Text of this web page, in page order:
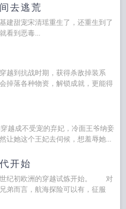
去逃荒
建甜宠宋清瑶重生了，还重生到了
看到恶毒...
越到抗战时期，获得杀敌掉装系
掉落各种物资，解锁成就，更能得
越成不受宠的弃妃，冷面王爷纳妾
让她这个王妃去伺候，想羞辱她...
开始
世纪初欧洲的穿越试炼开始。 对
弟而言，航海探险可以有，征服